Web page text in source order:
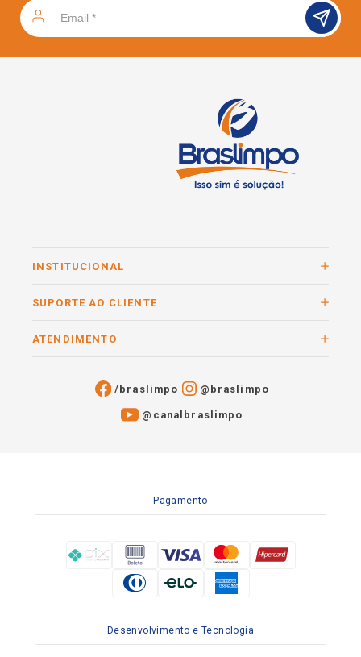
INSTITUCIONAL
SUPORTE AO CLIENTE
ATENDIMENTO
/braslimpo @braslimpo
@canalbraslimpo​
Pagamento
Desenvolvimento e Tecnologia